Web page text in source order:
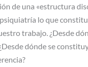
de una «estructura
lo que
trabajo. ¿Desde
dónde se